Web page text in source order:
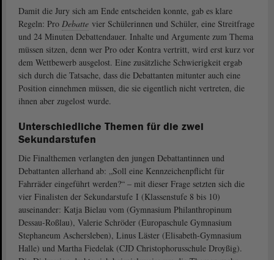
Damit die Jury sich am Ende entscheiden konnte, gab es klare
Regeln: Pro Debatte vier Schülerinnen und Schüler, eine Streitfrage
und 24 Minuten Debattendauer. Inhalte und Argumente zum Thema
müssen sitzen, denn wer Pro oder Kontra vertritt, wird erst kurz vor
dem Wettbewerb ausgelost. Eine zusätzliche Schwierigkeit ergab
sich durch die Tatsache, dass die Debattanten mitunter auch eine
Position einnehmen müssen, die sie eigentlich nicht vertreten, die
ihnen aber zugelost wurde.
Unterschiedliche Themen für die zwei
Sekundarstufen
Die Finalthemen verlangten den jungen Debattantinnen und
Debattanten allerhand ab: „Soll eine Kennzeichenpflicht für
Fahrräder eingeführt werden?“ – mit dieser Frage setzten sich die
vier Finalisten der Sekundarstufe I (Klassenstufe 8 bis 10)
auseinander: Katja Bielau vom (Gymnasium Philanthropinum
Dessau-Roßlau), Valerie Schröder (Europaschule Gymnasium
Stephaneum Aschersleben), Linus Läster (Elisabeth-Gymnasium
Halle) und Martha Fiedelak (CJD Christophorusschule Droyßig).